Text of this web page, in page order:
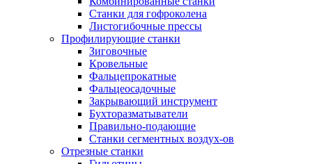
Станки для гофроколена
Листогибочные прессы
Профилирующие станки
Зиговочные
Кровельные
Фальцепрокатные
Фальцеосадочные
Закрывающий инструмент
Бухторазматыватели
Правильно-подающие
Станки сегментных воздух-ов
Отрезные станки